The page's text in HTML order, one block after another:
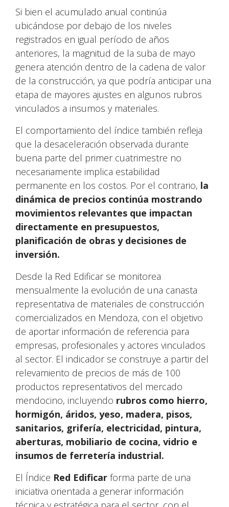
Si bien el acumulado anual continúa
ubicándose por debajo de los niveles
registrados en igual período de años
anteriores, la magnitud de la suba de mayo
genera atención dentro de la cadena de valor
de la construcción, ya que podría anticipar una
etapa de mayores ajustes en algunos rubros
vinculados a insumos y materiales.
El comportamiento del índice también refleja
que la desaceleración observada durante
buena parte del primer cuatrimestre no
necesariamente implica estabilidad
permanente en los costos. Por el contrario, la
dinámica de precios continúa mostrando
movimientos relevantes que impactan
directamente en presupuestos,
planificación de obras y decisiones de
inversión.
Desde la Red Edificar se monitorea
mensualmente la evolución de una canasta
representativa de materiales de construcción
comercializados en Mendoza, con el objetivo
de aportar información de referencia para
empresas, profesionales y actores vinculados
al sector. El indicador se construye a partir del
relevamiento de precios de más de 100
productos representativos del mercado
mendocino, incluyendo rubros como hierro,
hormigón, áridos, yeso, madera, pisos,
sanitarios, grifería, electricidad, pintura,
aberturas, mobiliario de cocina, vidrio e
insumos de ferretería industrial.
El Índice Red Edificarforma parte de una
iniciativa orientada a generar información